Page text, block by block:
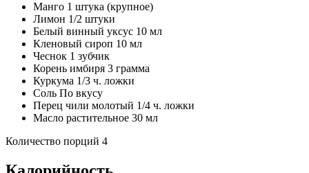
Манго 1 штука (крупное)
Лимон 1/2 штуки
Белый винный уксус 10 мл
Кленовый сироп 10 мл
Чеснок 1 зубчик
Корень имбиря 3 грамма
Куркума 1/3 ч. ложки
Соль По вкусу
Перец чили молотый 1/4 ч. ложки
Масло растительное 30 мл
Количество порций 4